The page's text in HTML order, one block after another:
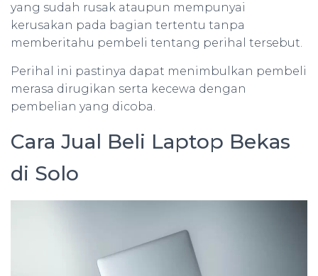
yang sudah rusak ataupun mempunyai
kerusakan pada bagian tertentu tanpa
memberitahu pembeli tentang perihal tersebut.
Perihal ini pastinya dapat menimbulkan pembeli
merasa dirugikan serta kecewa dengan
pembelian yang dicoba.
Cara Jual Beli Laptop Bekas
di Solo